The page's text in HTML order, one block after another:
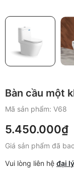
Bàn cầu một
Mã sản phẩm: V68
5.450.000₫
Giá sản phẩm đã
Vui lòng liên hệ đại